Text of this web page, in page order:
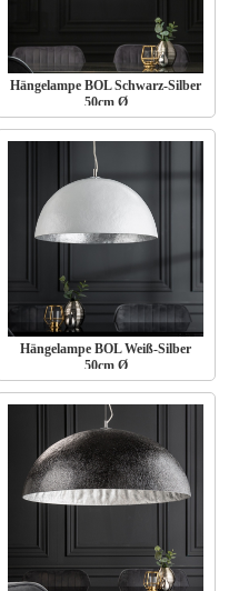
Hängelampe BOL Schwarz-Silber
50cm Ø
Hängelampe BOL Weiß-Silber
50cm Ø